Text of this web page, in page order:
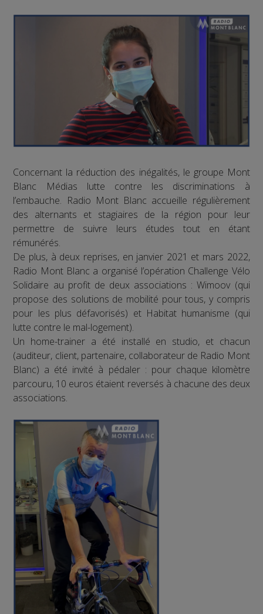
Concernant la réduction des inégalités, le groupe Mont
Blanc Médias lutte contre les discriminations à
l’embauche. Radio Mont Blanc accueille régulièrement
des alternants et stagiaires de la région pour leur
permettre de suivre leurs études tout en étant
rémunérés.
De plus, à deux reprises, en janvier 2021 et mars 2022,
Radio Mont Blanc a organisé l’opération Challenge Vélo
Solidaire au profit de deux associations : Wimoov (qui
propose des solutions de mobilité pour tous, y compris
pour les plus défavorisés) et Habitat humanisme (qui
lutte contre le mal-logement).
Un home-trainer a été installé en studio, et chacun
(auditeur, client, partenaire, collaborateur de Radio Mont
Blanc) a été invité à pédaler : pour chaque kilomètre
parcouru, 10 euros étaient reversés à chacune des deux
associations.